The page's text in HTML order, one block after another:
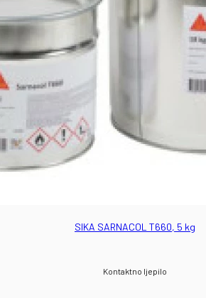
SIKA SARNACOL T660, 5 kg
Kontaktno ljepilo